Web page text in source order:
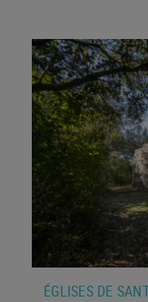
ÉGLISES DE